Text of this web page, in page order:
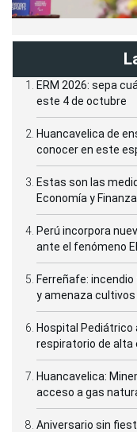
ERM 2026: sepa
este 4 de octubre
Huancavelica de
conocer en este
Estas son las
Economía y
Perú incorpora
ante el fenómeno
Ferreñafe:
y amenaza cultivos
Hospital Pediátrico
respiratorio de alta
Huancavelica:
acceso a gas
Aniversario sin